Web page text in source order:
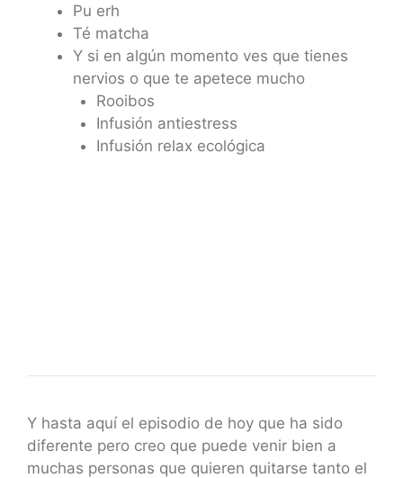
Pu erh
Té matcha
Y si en algún momento ves que tienes
nervios o que te apetece mucho
Rooibos
Infusión antiestress
Infusión relax ecológica
Y hasta aquí el episodio de hoy que ha sido
diferente pero creo que puede venir bien a
muchas personas que quieren quitarse tanto el